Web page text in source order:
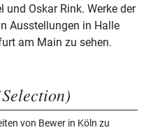
Oskar Rink. Werke der
Ausstellungen in Halle
am Main zu sehen.
von Bewer in Köln zu